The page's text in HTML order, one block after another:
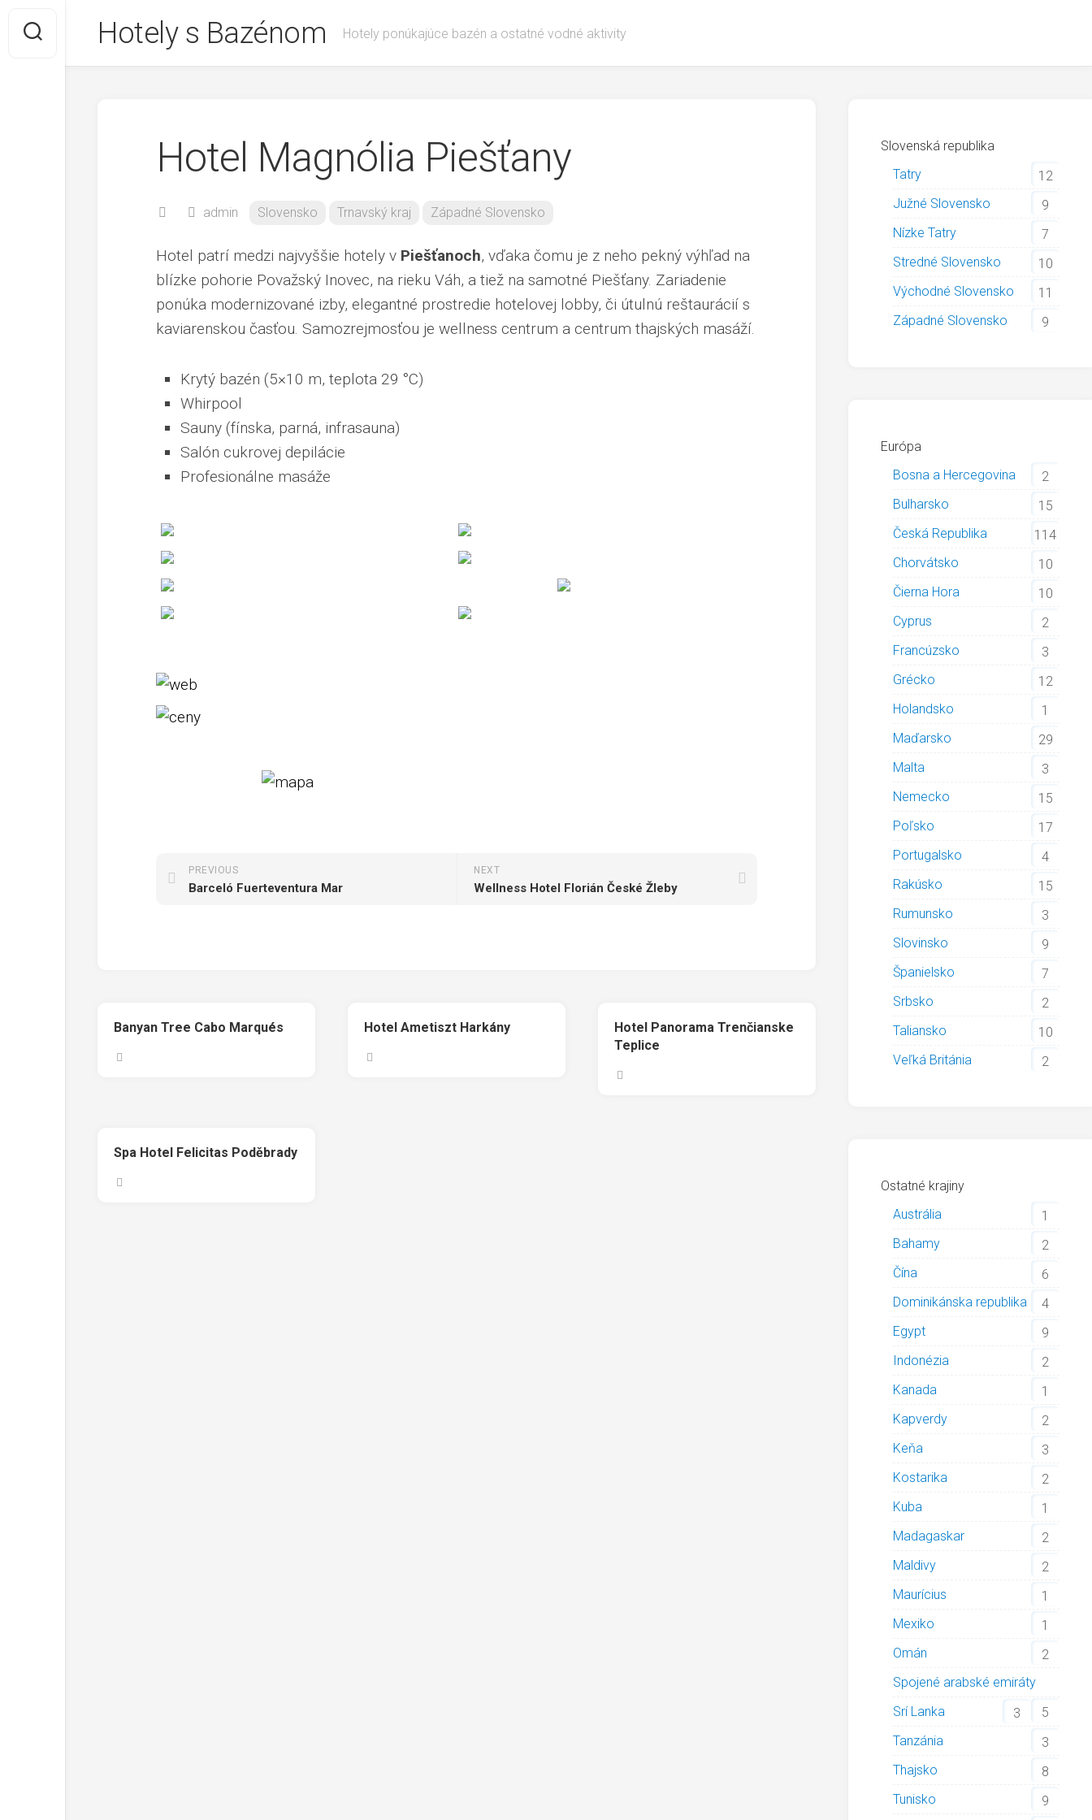
content
Hotely s Bazénom Hotely ponúkajúce bazén a ostatné vodné aktivity
Hotel Magnólia Piešťany
admin Slovensko Trnavský kraj Západné Slovensko
Hotel patrí medzi najvyššie hotely v Piešťanoch, vďaka čomu je z neho pekný výhľad na
blízke pohorie Považský Inovec, na rieku Váh, a tiež na samotné Piešťany. Zariadenie
ponúka modernizované izby, elegantné prostredie hotelovej lobby, či útulnú reštaurácií s
kaviarenskou časťou. Samozrejmosťou je wellness centrum a centrum thajských masáží.
Krytý bazén (5×10 m, teplota 29 °C)
Whirpool
Sauny (fínska, parná, infrasauna)
Salón cukrovej depilácie
Profesionálne masáže
NEXT
Wellness Hotel Florián České Žleby
PREVIOUS
Barceló Fuerteventura Mar
Banyan Tree Cabo Marqués Hotel Ametiszt Harkány
Hotel Panorama Trenčianske
Teplice
Spa Hotel Felicitas Poděbrady
Slovenská republika
Tatry
12
Južné Slovensko
9
Nízke Tatry
7
Stredné Slovensko
10
Východné Slovensko
11
Západné Slovensko
9
Európa
Bosna a Hercegovina
2
Bulharsko
15
Česká Republika
114
Chorvátsko
10
Čierna Hora
10
Cyprus
2
Francúzsko
3
Grécko
12
Holandsko
1
Maďarsko
29
Malta
3
Nemecko
15
Poľsko
17
Portugalsko
4
Rakúsko
15
Rumunsko
3
Slovinsko
9
Španielsko
7
Srbsko
2
Taliansko
10
Veľká Británia
2
Ostatné krajiny
Austrália
1
Bahamy
2
Čína
6
Dominikánska republika
4
Egypt
9
Indonézia
2
Kanada
1
Kapverdy
2
Keňa
3
Kostarika
2
Kuba
1
Madagaskar
2
Maldivy
2
Maurícius
1
Mexiko
1
Omán
2
Spojené arabské emiráty
5
Srí Lanka
3
Tanzánia
3
Thajsko
8
Tunisko
9